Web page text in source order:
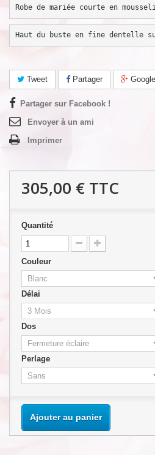
Robe de mariée courte en
Haut du buste en fine dentelle
Tweet Partager
Partager sur Facebook !
Envoyer à un ami
Imprimer
305,00 € TTC
Quantité
Couleur
Délai
Dos
Perlage
Ajouter au panier